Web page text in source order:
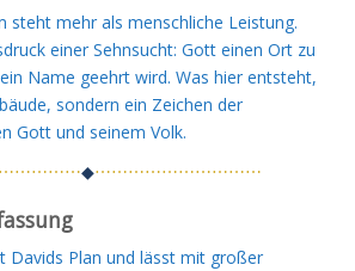
steht mehr als menschliche Leistung.
einer Sehnsucht: Gott einen Ort zu
Name geehrt wird. Was hier entsteht,
sondern ein Zeichen der
Gott und seinem Volk.
◆⋯⋯⋯⋯⋯⋯⋯⋯⋯⋯
Davids Plan und lässt mit großer